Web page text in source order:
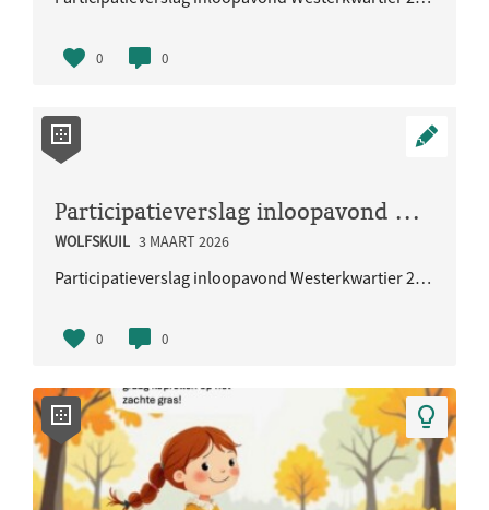
0 0
Participatieverslag inloopavond Westerkwartier 29 januari 2026
WOLFSKUIL 3 MAART 2026
Participatieverslag inloopavond Westerkwartier 29 januari 2026
0 0